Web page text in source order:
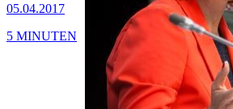
05.04.2017
5 MINUTEN